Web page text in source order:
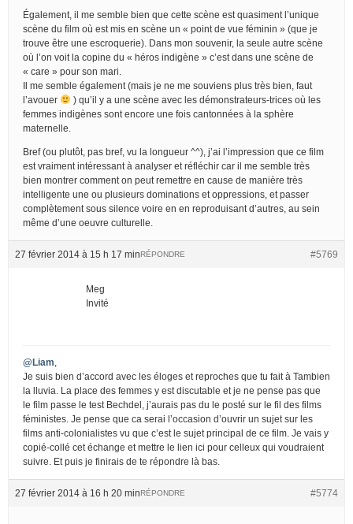
Également, il me semble bien que cette scène est quasiment l’unique
scène du film où est mis en scène un « point de vue féminin » (que je
trouve être une escroquerie). Dans mon souvenir, la seule autre scène
où l’on voit la copine du « héros indigène » c’est dans une scène de
« care » pour son mari.
Il me semble également (mais je ne me souviens plus très bien, faut
l’avouer
) qu’il y a une scène avec les démonstrateurs-trices où les
femmes indigènes sont encore une fois cantonnées à la sphère
maternelle.
Bref (ou plutôt, pas bref, vu la longueur ^^), j’ai l’impression que ce film
est vraiment intéressant à analyser et réfléchir car il me semble très
bien montrer comment on peut remettre en cause de manière très
intelligente une ou plusieurs dominations et oppressions, et passer
complètement sous silence voire en en reproduisant d’autres, au sein
même d’une oeuvre culturelle.
27 février 2014 à 15 h 17 min #5769
RÉPONDRE
Meg
Invité
@Liam
Je suis bien d’accord avec les éloges et reproches que tu fait à Tambien
la lluvia. La place des femmes y est discutable et je ne pense pas que
le film passe le test Bechdel, j’aurais pas du le posté sur le fil des films
féministes. Je pense que ca serai l’occasion d’ouvrir un sujet sur les
films anti-colonialistes vu que c’est le sujet principal de ce film. Je vais y
copié-collé cet échange et mettre le lien ici pour celleux qui voudraient
suivre. Et puis je finirais de te répondre là bas.
27 février 2014 à 16 h 20 min #5774
RÉPONDRE